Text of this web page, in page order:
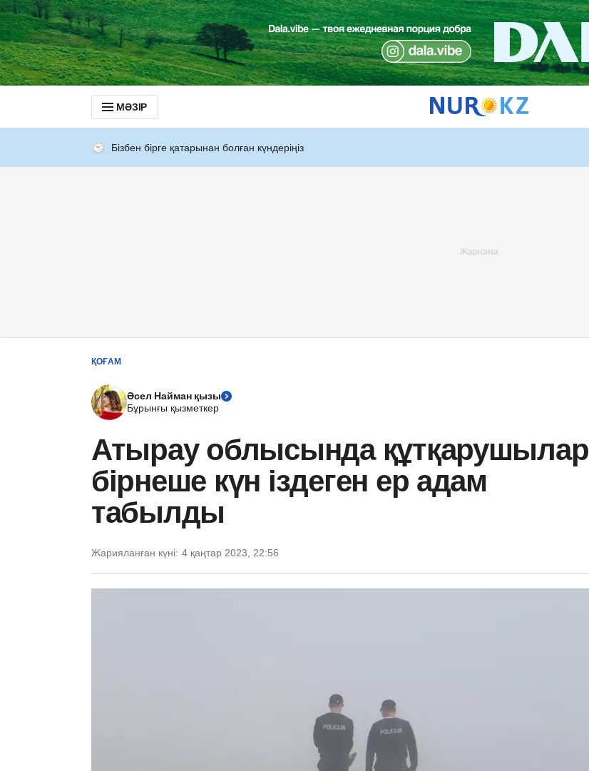
МӘЗІР
Бізбен бірге қатарынан болған күндеріңіз
ҚОҒАМ
Әсел Найман қызы
Бұрынғы қызметкер
Атырау облысында құтқарушылар
бірнеше күн іздеген ер адам
табылды
Жарияланған күні: 4 қаңтар 2023, 22:56